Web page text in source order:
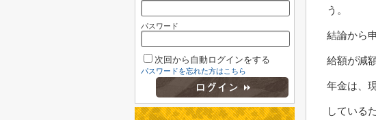
う。
結論から
給額が減
年金は、
している
パスワード
次回から自動ログインをする
パスワードを忘れた方はこちら